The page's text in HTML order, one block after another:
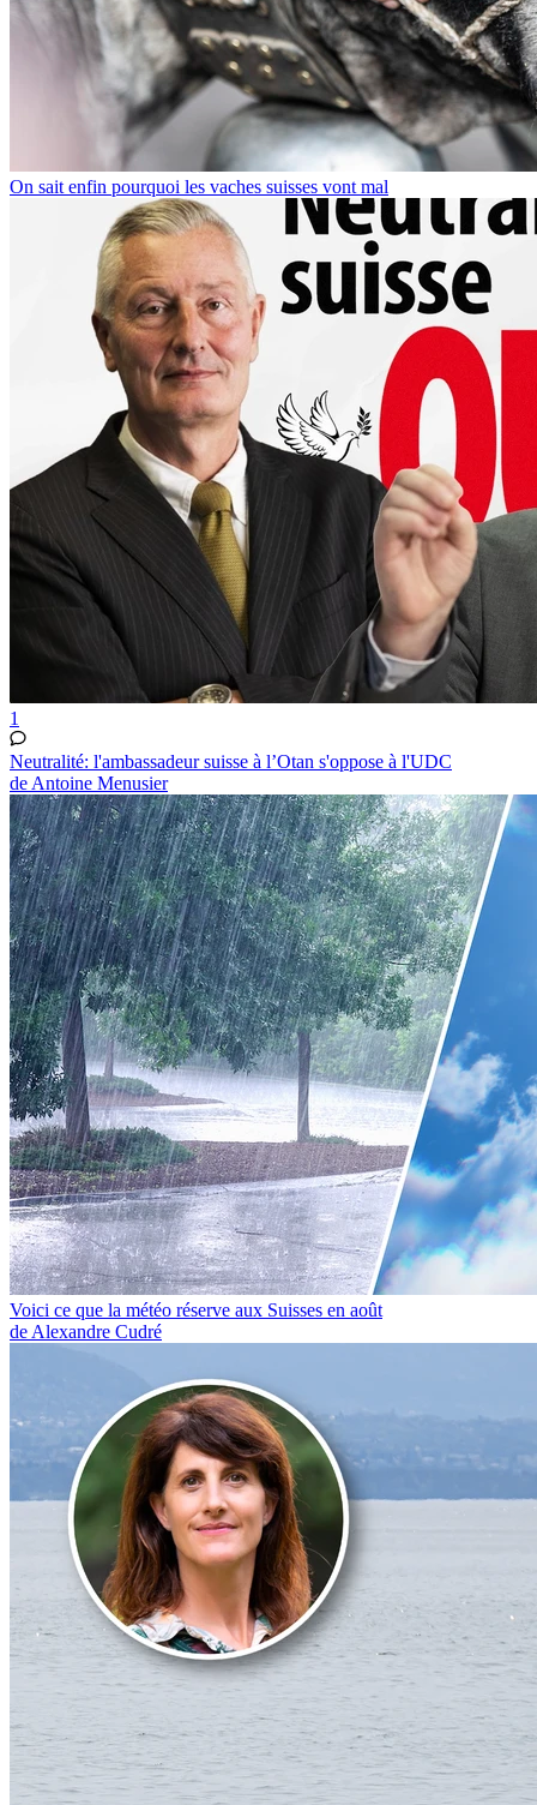
On sait enfin pourquoi les vaches suisses vont mal
1
Neutralité: l'ambassadeur suisse à l’Otan s'oppose à l'UDC
de Antoine Menusier
Voici ce que la météo réserve aux Suisses en août
de Alexandre Cudré